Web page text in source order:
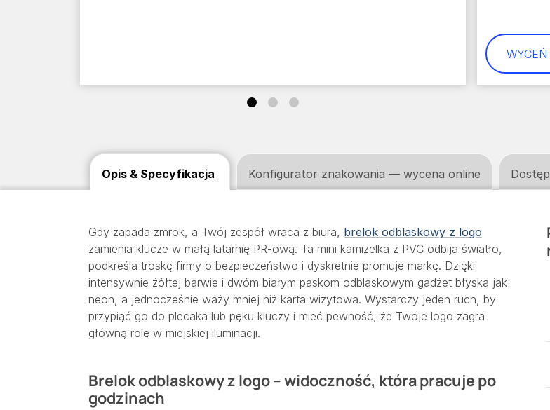
Gdy zapada zmrok, a Twój zespół wraca z biura, brelok odblaskowy z logo
zamienia klucze w małą latarnię PR-ową. Ta mini kamizelka z PVC odbija światło,
podkreśla troskę firmy o bezpieczeństwo i dyskretnie promuje markę. Dzięki
intensywnie żółtej barwie i dwóm białym paskom odblaskowym gadżet błyska jak
neon, a jednocześnie waży mniej niż karta wizytowa. Wystarczy jeden ruch, by
przypiąć go do plecaka lub pęku kluczy i mieć pewność, że Twoje logo zagra
główną rolę w miejskiej iluminacji.
Brelok odblaskowy z logo – widoczność, która pracuje po
godzinach
Opis & Specyfikacja Konfigurator znakowania — wycena online
WYCEŃ